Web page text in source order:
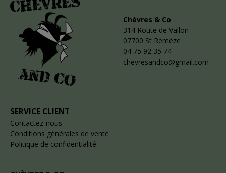
Chèvres & Co
314 Route de Vallon
07700 St Remèze
04 75 92 35 74
chevresandco@gmail.com
SERVICE CLIENT
Contactez-nous
Conditions générales de vente
Politique de confidentialité